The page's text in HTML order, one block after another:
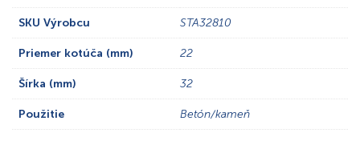
SKU Výrobcu STA32810
Priemer kotúča (mm) 22
Šírka (mm) 32
Použitie Betón/kameň